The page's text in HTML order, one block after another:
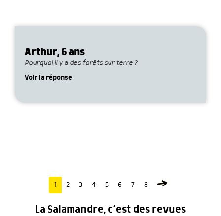
Arthur, 6 ans
Pourquoi il y a des forêts sur terre ?
Voir la réponse
1 2 3 4 5 6 7 8
La Salamandre, c’est des revues